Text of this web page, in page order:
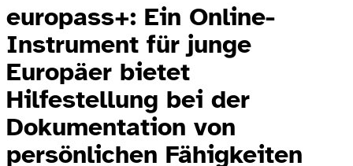
europass+: Ein Online-
Instrument für junge
Europäer bietet
Hilfestellung bei der
Dokumentation von
persönlichen Fähigkeiten